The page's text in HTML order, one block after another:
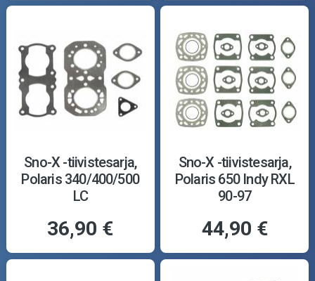
Sno-X -tiivistesarja,
Polaris 340/400/500
LC
36,90 €
Sno-X -tiivistesarja,
Polaris 650 Indy RXL
90-97
44,90 €